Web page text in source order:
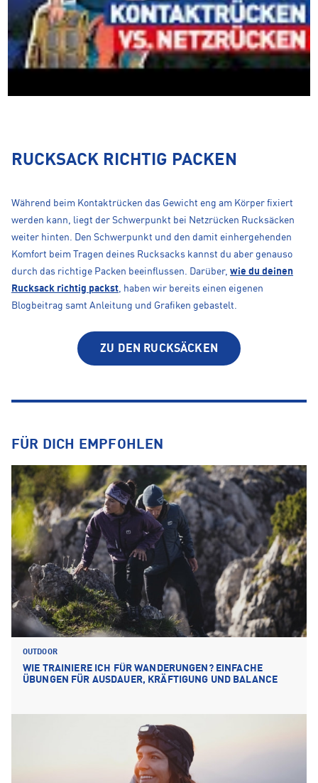
RUCKSACK RICHTIG PACKEN
Während beim Kontaktrücken das Gewicht eng am Körper fixiert
werden kann, liegt der Schwerpunkt bei Netzrücken Rucksäcken
weiter hinten. Den Schwerpunkt und den damit einhergehenden
Komfort beim Tragen deines Rucksacks kannst du aber genauso
durch das richtige Packen beeinflussen. Darüber, wie du deinen
Rucksack richtig packst, haben wir bereits einen eigenen
Blogbeitrag samt Anleitung und Grafiken gebastelt.
ZU DEN RUCKSÄCKEN
FÜR DICH EMPFOHLEN
OUTDOOR
WIE TRAINIERE ICH FÜR WANDERUNGEN? EINFACHE
ÜBUNGEN FÜR AUSDAUER, KRÄFTIGUNG UND BALANCE